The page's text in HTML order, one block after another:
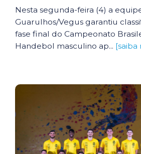
Nesta segunda-feira (4) a
Guarulhos/Vegus garantiu
fase final do Campeonato
Handebol masculino ap... [saiba